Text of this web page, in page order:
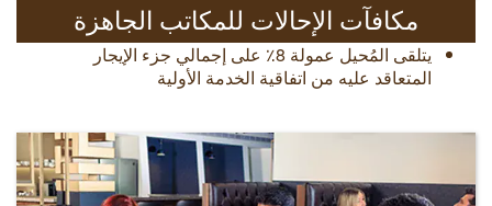
مكافآت الإحالات للمكاتب الجاهزة
يتلقى المُحيل عمولة 8٪ على إجمالي جزء الإيجار
المتعاقد عليه من اتفاقية الخدمة الأولية